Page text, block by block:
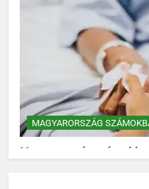
MAGYARORSZÁG
Magyarország